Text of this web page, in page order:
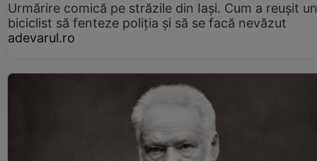
Urmărire comică pe străzile din Iași. Cum a reușit un
biciclist să fenteze poliția și să se facă nevăzut
adevarul.ro